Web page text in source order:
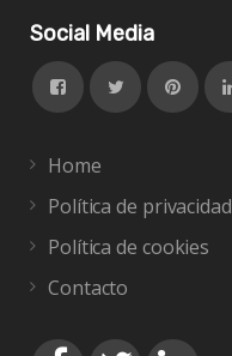
Social Media
Home
Política de privacidad
Política de cookies
Contacto